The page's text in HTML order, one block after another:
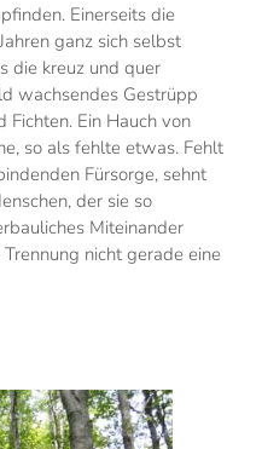
Einerseits die
ganz sich selbst
die kreuz und quer
wachsendes Gestrüpp
Fichten. Ein Hauch von
so als fehlte etwas. Fehlt
Fürsorge, sehnt
der sie so
Miteinander
nicht gerade eine